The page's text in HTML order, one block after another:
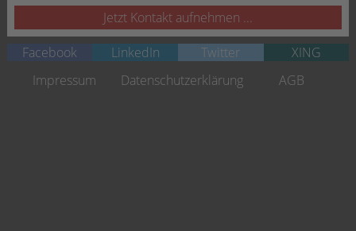
Jetzt Kontakt aufnehmen ...
Facebook
LinkedIn Twitter
XING
Navigation
überspringen
Impressum Datenschutzerklärung AGB